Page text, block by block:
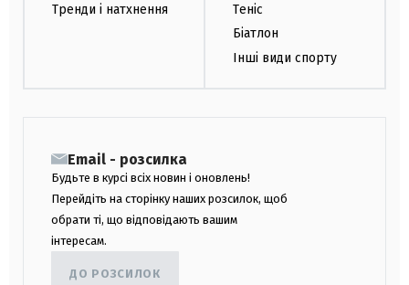
Тренди і натхнення
Теніс
Біатлон
Інші види спорту
Email - розсилка
Будьте в курсі всіх новин і оновлень!
Перейдіть на сторінку наших розсилок, щоб
обрати ті, що відповідають вашим
інтересам.
ДО РОЗСИЛОК